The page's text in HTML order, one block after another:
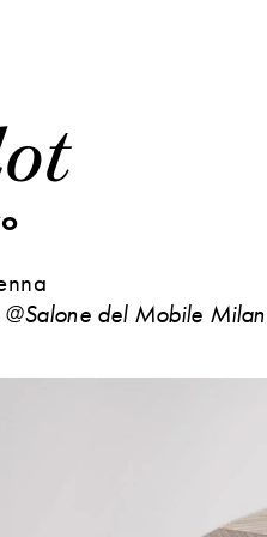
del Mobile